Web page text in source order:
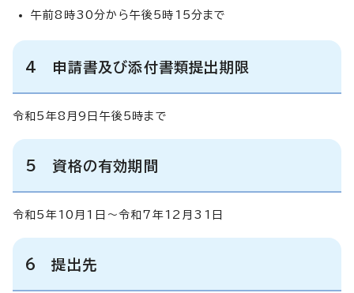
午前8時30分から午後5時15分まで
4 申請書及び添付書類提出期限
令和5年8月9日午後5時まで
5 資格の有効期間
令和5年10月1日～令和7年12月31日
6 提出先